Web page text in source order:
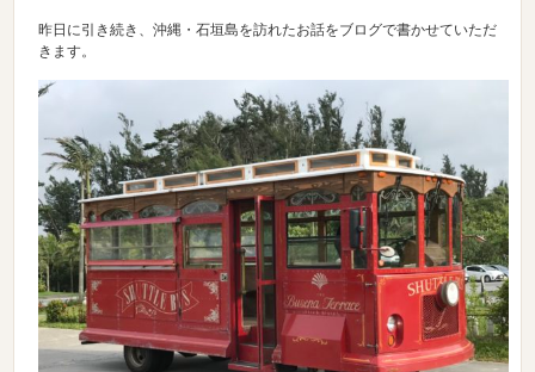
昨日に引き続き、沖縄・石垣島を訪れたお話をブログで書かせていただ
きます。